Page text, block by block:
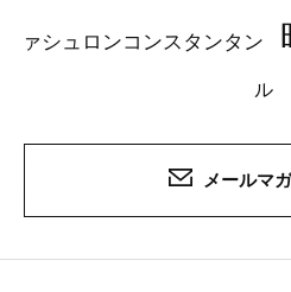
ァシュロンコンスタンタン
ル
メールマ